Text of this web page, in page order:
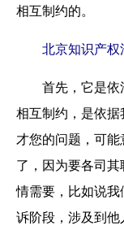
相互制约的。
北京知识产权
首先，它是依
相互制约，是依
才您的问题，可
了，因为要各司
情需要，比如说
诉阶段，涉及到